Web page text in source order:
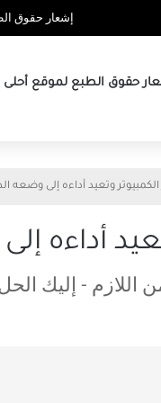
إشعار حقوق
حقوق الطبع لموقع أحلى
وتعيد أداءه إلى وضعه
أداءه
اللازم - إليك